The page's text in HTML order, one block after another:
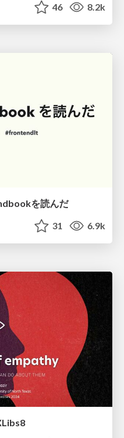
46 8.2k
を読んだ
31 6.9k